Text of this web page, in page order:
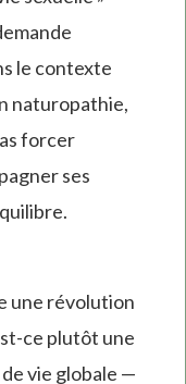
le contexte
naturopathie,
forcer
ses
une révolution
ce plutôt une
vie globale —